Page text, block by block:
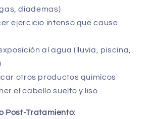
diademas)
ejercicio intenso que cause
al agua (lluvia, piscina,
otros productos químicos
el cabello suelto y liso
Post-Tratamiento: